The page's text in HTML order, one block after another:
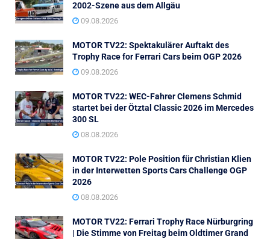
2002-Szene aus dem Allgäu
09.08.2026
MOTOR TV22: Spektakulärer Auftakt des
Trophy Race for Ferrari Cars beim OGP 2026
09.08.2026
MOTOR TV22: WEC-Fahrer Clemens Schmid
startet bei der Ötztal Classic 2026 im Mercedes
300 SL
08.08.2026
MOTOR TV22: Pole Position für Christian Klien
in der Interwetten Sports Cars Challenge OGP
2026
08.08.2026
MOTOR TV22: Ferrari Trophy Race Nürburgring
| Die Stimme von Freitag beim Oldtimer Grand